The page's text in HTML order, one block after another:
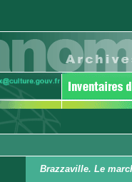
Brazzaville. Le